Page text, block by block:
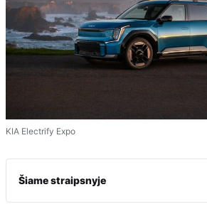
KIA Electrify Expo
Šiame straipsnyje